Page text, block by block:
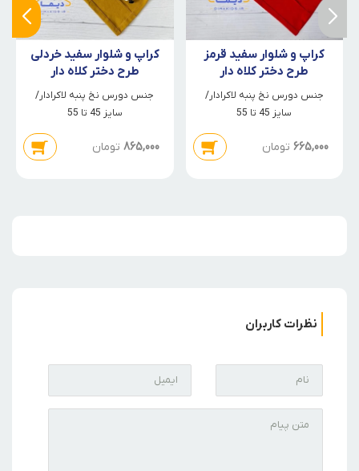
کراپ و شلوار سفید قرمز
طرح دختر کلاه دار
جنس دورس نخ پنبه لاکرادار/
سایز 45 تا 55
665,000 تومان
کراپ و شلوار سفید خردلی
طرح دختر کلاه دار
جنس دورس نخ پنبه لاکرادار/
سایز 45 تا 55
865,000 تومان
نظرات کاربران